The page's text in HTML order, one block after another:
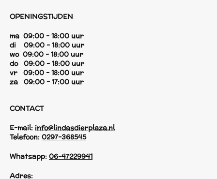
OPENINGSTIJDEN
ma 09:00 - 18:00 uur
di 09:00 - 18:00 uur
wo 09:00 - 18:00 uur
do 09:00 - 18:00 uur
vr 09:00 - 18:00 uur
za 09:00 - 17:00 uur
CONTACT
E-mail: info@lindasdierplaza.nl
Telefoon: 0297-368545
Whatsapp: 06-47229941
Adres: